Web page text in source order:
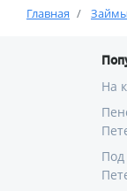
Главная
На